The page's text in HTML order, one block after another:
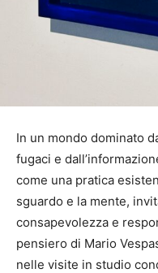
In un mondo dominato
fugaci e
come una pratica
sguardo e la mente,
consapevolezza e
pensiero di Mario
nelle visite in studio